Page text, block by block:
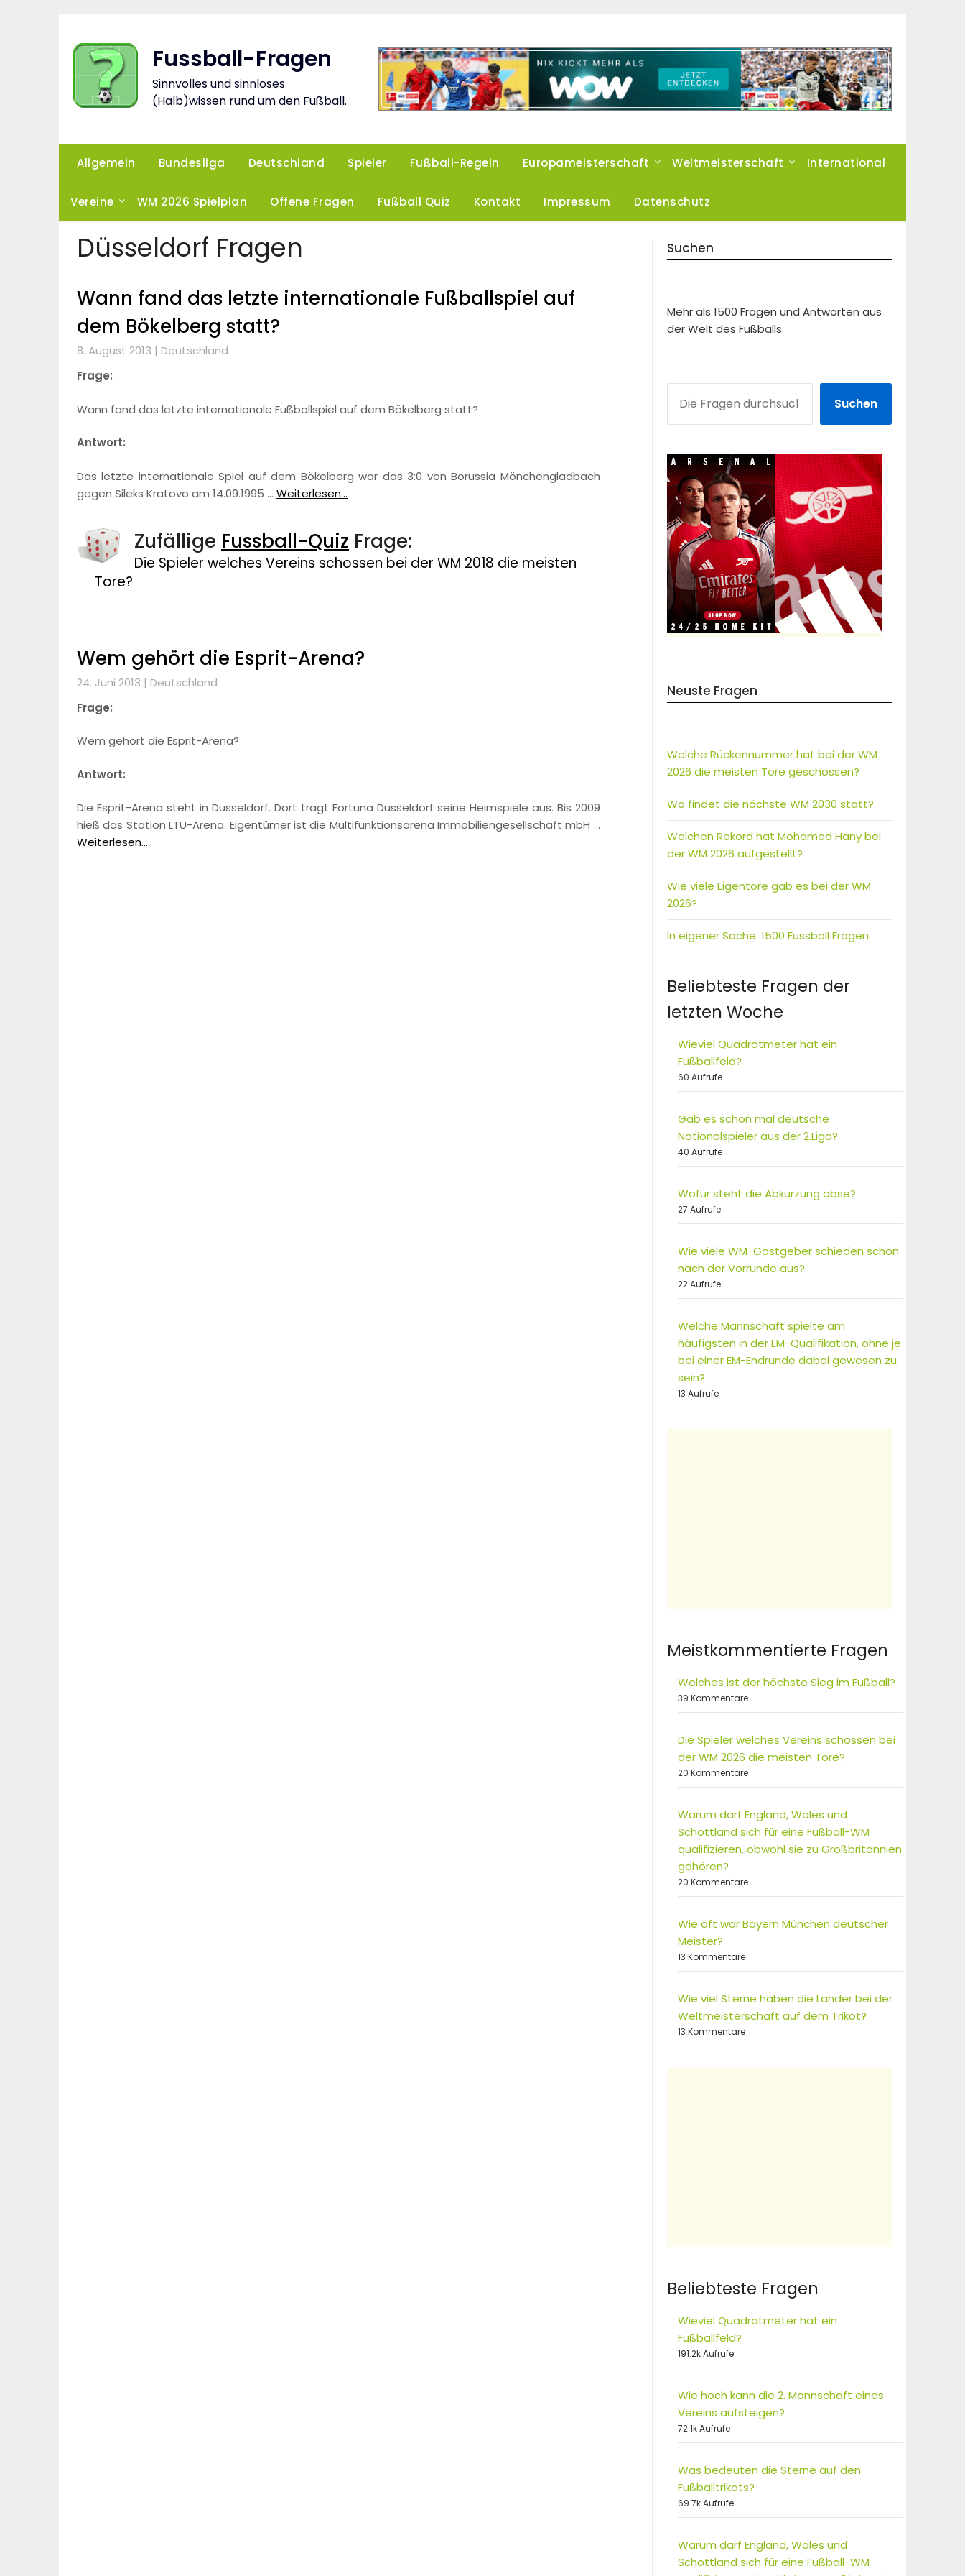
Fussball-Fragen
Sinnvolles und sinnloses
(Halb)wissen rund um den Fußball.
Allgemein Bundesliga Deutschland Spieler Fußball-Regeln Europameisterschaft Weltmeisterschaft International
Vereine WM 2026 Spielplan Offene Fragen Fußball Quiz Kontakt Impressum Datenschutz
Düsseldorf Fragen
Wann fand das letzte internationale Fußballspiel auf
dem Bökelberg statt?
8. August 2013 | Deutschland
Frage:
Wann fand das letzte internationale Fußballspiel auf dem Bökelberg statt?
Antwort:
Das letzte internationale Spiel auf dem Bökelberg war das 3:0 von Borussia Mönchengladbach
gegen Sileks Kratovo am 14.09.1995 … Weiterlesen...
Zufällige Fussball-Quiz Frage:
Die Spieler welches Vereins schossen bei der WM 2018 die meisten
Tore?
Wem gehört die Esprit-Arena?
24. Juni 2013 | Deutschland
Frage:
Wem gehört die Esprit-Arena?
Antwort:
Die Esprit-Arena steht in Düsseldorf. Dort trägt Fortuna Düsseldorf seine Heimspiele aus. Bis 2009
hieß das Station LTU-Arena. Eigentümer ist die Multifunktionsarena Immobiliengesellschaft mbH …
Weiterlesen...
Suchen
Mehr als 1500 Fragen und Antworten aus
der Welt des Fußballs.
Suchen
Neuste Fragen
Welche Rückennummer hat bei der WM
2026 die meisten Tore geschossen?
Wo findet die nächste WM 2030 statt?
Welchen Rekord hat Mohamed Hany bei
der WM 2026 aufgestellt?
Wie viele Eigentore gab es bei der WM
2026?
In eigener Sache: 1500 Fussball Fragen
Beliebteste Fragen der
letzten Woche
Wieviel Quadratmeter hat ein
Fußballfeld?
60 Aufrufe
Gab es schon mal deutsche
Nationalspieler aus der 2.Liga?
40 Aufrufe
Wofür steht die Abkürzung abse?
27 Aufrufe
Wie viele WM-Gastgeber schieden schon
nach der Vorrunde aus?
22 Aufrufe
Welche Mannschaft spielte am
häufigsten in der EM-Qualifikation, ohne je
bei einer EM-Endrunde dabei gewesen zu
sein?
13 Aufrufe
Meistkommentierte Fragen
Welches ist der höchste Sieg im Fußball?
39 Kommentare
Die Spieler welches Vereins schossen bei
der WM 2026 die meisten Tore?
20 Kommentare
Warum darf England, Wales und
Schottland sich für eine Fußball-WM
qualifizieren, obwohl sie zu Großbritannien
gehören?
20 Kommentare
Wie oft war Bayern München deutscher
Meister?
13 Kommentare
Wie viel Sterne haben die Länder bei der
Weltmeisterschaft auf dem Trikot?
13 Kommentare
Beliebteste Fragen
Wieviel Quadratmeter hat ein
Fußballfeld?
191.2k Aufrufe
Wie hoch kann die 2. Mannschaft eines
Vereins aufsteigen?
72.1k Aufrufe
Was bedeuten die Sterne auf den
Fußballtrikots?
69.7k Aufrufe
Warum darf England, Wales und
Schottland sich für eine Fußball-WM